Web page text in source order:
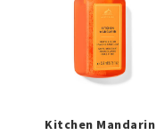
Kitchen Mandarin